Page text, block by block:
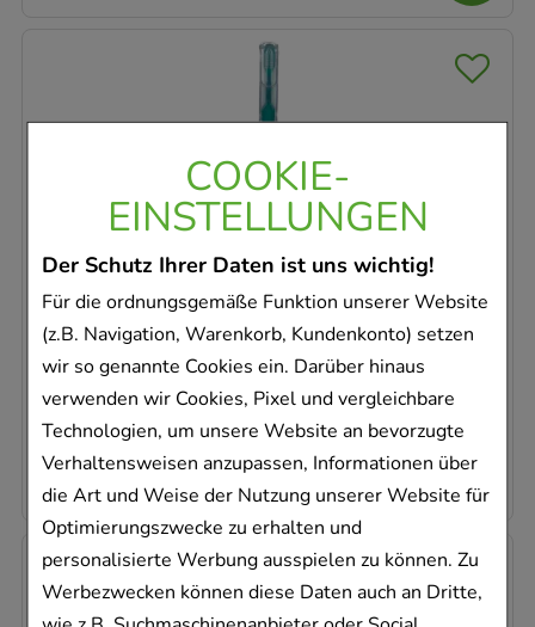
COOKIE-
EINSTELLUNGEN
Der Schutz Ihrer Daten ist uns wichtig!
Für die ordnungsgemäße Funktion unserer Website
(z.B. Navigation, Warenkorb, Kundenkonto) setzen
wir so genannte Cookies ein. Darüber hinaus
verwenden wir Cookies, Pixel und vergleichbare
Technologien, um unsere Website an bevorzugte
Verhaltensweisen anzupassen, Informationen über
die Art und Weise der Nutzung unserer Website für
Optimierungszwecke zu erhalten und
personalisierte Werbung ausspielen zu können. Zu
Werbezwecken können diese Daten auch an Dritte,
CP GABA GmbH
1 St
Zahnbürste
03675939
Sofort lieferbar
2,25 €¹
2,25 €pro 1 Stk